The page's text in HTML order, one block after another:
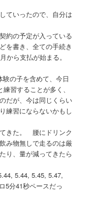
ていったので、自分は
約の予定が入っている
を書き、全ての手続き
ら支払が始まる。
の子を含めて、今日
習することが多く、
だが、今は同じくらい
練習にならないかもし
きた。 腰にドリンク
み物無しで走るのは厳
り、量が減ってきたら
5.44, 5.45, 5.47,
5分41秒ペースだっ